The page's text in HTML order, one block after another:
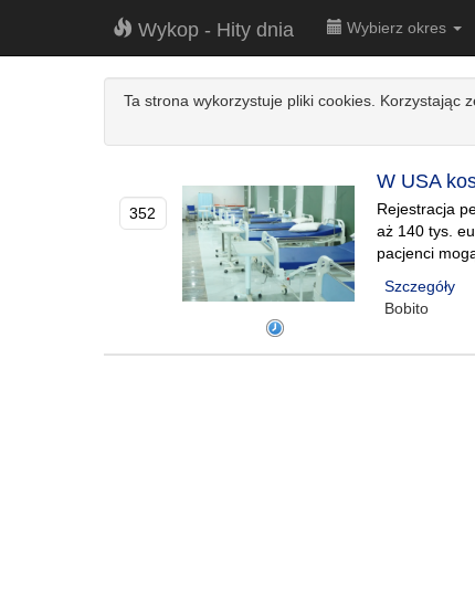
Wykop - Hity dnia Wybierz okres
Ta strona wykorzystuje pliki cookies. Korzystając
352
W USA
Rejestracja
aż 140 tys.
pacjenci
Szczegóły
Bobito